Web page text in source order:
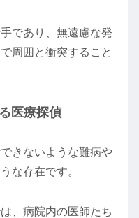
であり、無遠慮な発
周囲と衝突すること
医療探偵
きないような難病や
な存在です。
、病院内の医師たち